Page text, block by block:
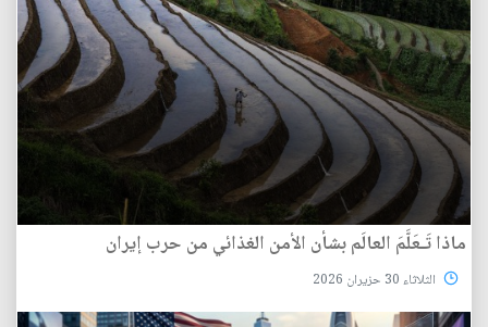
ماذا تَـعَلَّمَ العالَم بشأن الأمن الغذائي من حرب إيران
الثلاثاء 30 حزيران 2026